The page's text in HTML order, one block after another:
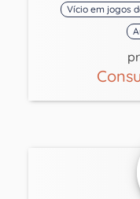
Vício em jogos